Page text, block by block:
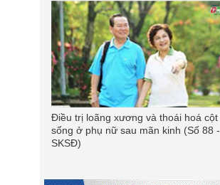
Điều trị loãng xương và thoái hoá cột
sống ở phụ nữ sau mãn kinh (Số 88 -
SKSĐ)